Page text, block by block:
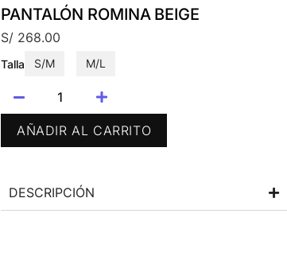
PANTALÓN ROMINA BEIGE
S/ 268.00
Talla S/M M/L
AÑADIR AL CARRITO
DESCRIPCIÓN